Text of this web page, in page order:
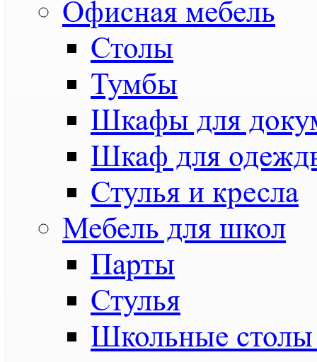
Офисная мебель
Столы
Тумбы
Шкафы для
Шкаф для
Стулья и кресла
Мебель для школ
Парты
Стулья
Школьные столы